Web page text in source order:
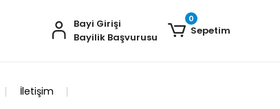
Bayi Girişi
Bayilik Başvurusu
0
Sepetim
İletişim